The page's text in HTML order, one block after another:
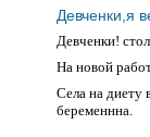
Девченки,я
Девченки!
На новой
Села на диету
беременнна.